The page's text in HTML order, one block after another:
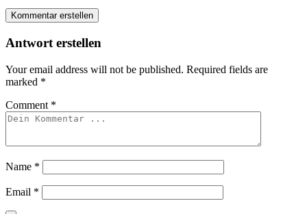
Kommentar erstellen
Antwort erstellen
Your email address will not be published. Required fields are
marked *
Comment *
Name *
Email *